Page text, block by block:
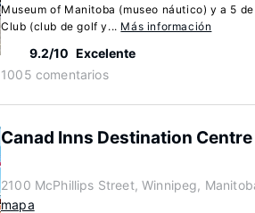
Museum of Manitoba (museo náutico) y a 5
Club (club de golf y... Más información
9.2/10 Excelente
1005 comentarios
Canad Inns Destination
2100 McPhillips Street, Winnipeg,
mapa